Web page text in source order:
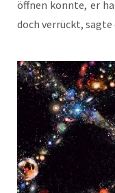
öff­nen konn­te, er
doch ver­rückt,